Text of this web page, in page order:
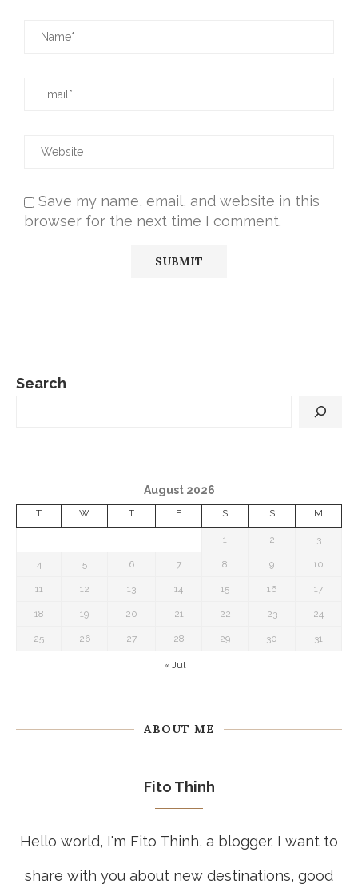
Save my name, email, and website in this
browser for the next time I comment.
Search
August 2026
T W T F S S M
1 2 3
4 5 6 7 8 9 10
11 12 13 14 15 16 17
18 19 20 21 22 23 24
25 26 27 28 29 30 31
« Jul
ABOUT ME
Fito Thinh
Hello world, I'm Fito Thinh, a blogger. I want to
share with you about new destinations, good